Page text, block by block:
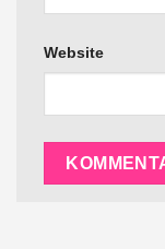
Website